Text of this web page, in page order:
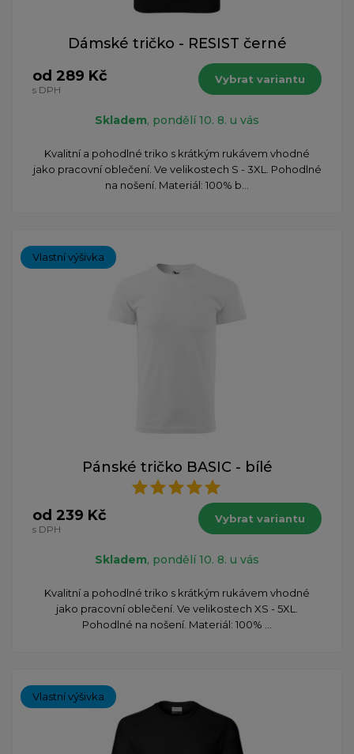
Dámské tričko - RESIST černé
od 289 Kč
s DPH
Vybrat variantu
Skladem, pondělí 10. 8. u vás
Kvalitní a pohodlné triko s krátkým rukávem vhodné
jako pracovní oblečení. Ve velikostech S - 3XL. Pohodlné
na nošení. Materiál: 100% b...
Vlastní výšivka
Pánské tričko BASIC - bílé
od 239 Kč
s DPH
Vybrat variantu
Skladem, pondělí 10. 8. u vás
Kvalitní a pohodlné triko s krátkým rukávem vhodné
jako pracovní oblečení. Ve velikostech XS - 5XL.
Pohodlné na nošení. Materiál: 100% ...
Vlastní výšivka